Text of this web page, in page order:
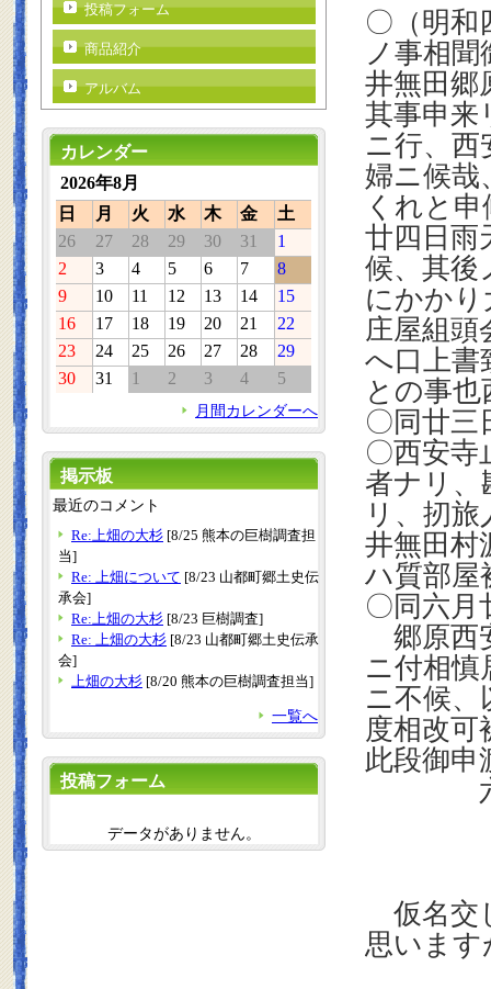
〇（明和
ノ事相
井無田郷
其事申来
ニ行、西
婦ニ候哉
くれと
廿四日雨
候、其後
にかかり
庄屋組頭
へ口上書
との事
〇同廿三
〇西安寺
者ナリ、
リ、扨
井無田村
ハ質部屋
〇同六月
郷原西
ニ付相慎
ニ不候、
度相改可
此段御
六月
仮名交
思います
投稿フォーム
商品紹介
アルバム
カレンダー
2026年8月
日
月 火 水 木 金
土
26
27 28 29 30 31
1
2
3 4 5 6 7
8
9
10 11 12 13 14
15
16
17 18 19 20 21
22
23
24 25 26 27 28
29
30
31 1 2 3 4 5
月間カレンダーへ
掲示板
最近のコメント
Re:上畑の大杉 [8/25 熊本の巨樹調査担
当]
Re: 上畑について [8/23 山都町郷土史伝
承会]
Re:上畑の大杉 [8/23 巨樹調査]
Re: 上畑の大杉 [8/23 山都町郷土史伝承
会]
上畑の大杉 [8/20 熊本の巨樹調査担当]
一覧へ
投稿フォーム
データがありません。